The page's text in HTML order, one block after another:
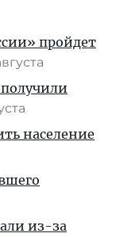
пройдет
население
из-за